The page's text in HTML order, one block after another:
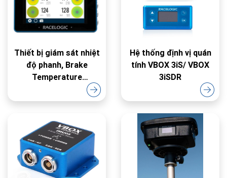
Thiết bị giám sát nhiệt
độ phanh, Brake
Temperature
Hệ thống định vị quán
tính VBOX 3iS/ VBOX
3iSDR